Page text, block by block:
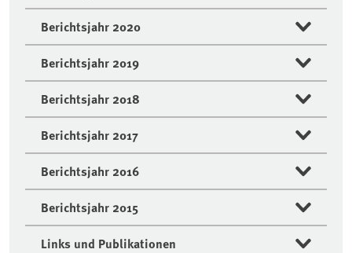
Berichtsjahr 2020
Berichtsjahr 2019
Berichtsjahr 2018
Berichtsjahr 2017
Berichtsjahr 2016
Berichtsjahr 2015
Links und Publikationen